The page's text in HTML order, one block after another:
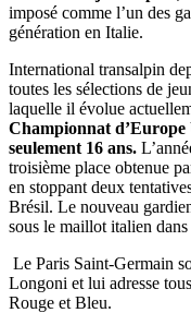
imposé comme l’un des
génération en Italie.
International transalpin
toutes les sélections de
laquelle il évolue
Championnat
seulement 16 ans.
troisième place obtenue
en stoppant deux
Brésil. Le nouveau
sous le maillot italien
Le Paris Saint-Germain
Longoni et lui adresse
Rouge et Bleu.